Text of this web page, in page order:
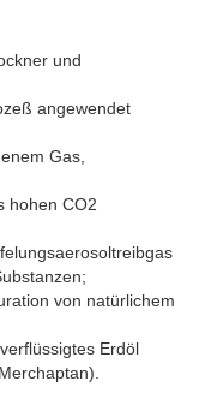
und
angewendet
Gas,
hohen CO2
von natürlichem
Erdöl